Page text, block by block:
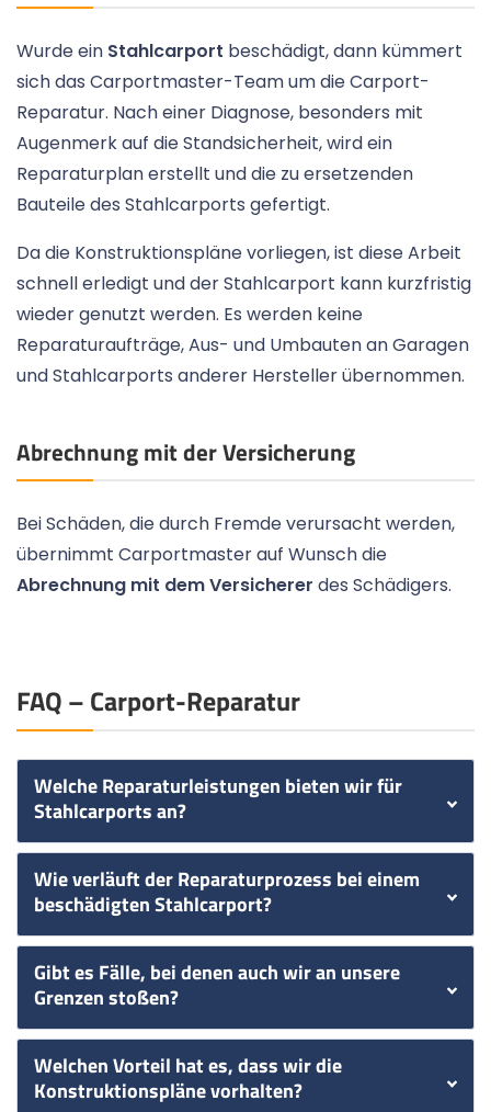
Wurde ein Stahlcarport beschädigt, dann kümmert
sich das Carportmaster-Team um die Carport-
Reparatur. Nach einer Diagnose, besonders mit
Augenmerk auf die Standsicherheit, wird ein
Reparaturplan erstellt und die zu ersetzenden
Bauteile des Stahlcarports gefertigt.
Da die Konstruktionspläne vorliegen, ist diese Arbeit
schnell erledigt und der Stahlcarport kann kurzfristig
wieder genutzt werden. Es werden keine
Reparaturaufträge, Aus- und Umbauten an Garagen
und Stahlcarports anderer Hersteller übernommen.
Abrechnung mit der Versicherung
Bei Schäden, die durch Fremde verursacht werden,
übernimmt Carportmaster auf Wunsch die
Abrechnung mit dem Versicherer des Schädigers.
FAQ – Carport-Reparatur
Welche Reparaturleistungen bieten wir für
Stahlcarports an?
Wie verläuft der Reparaturprozess bei einem
beschädigten Stahlcarport?
Gibt es Fälle, bei denen auch wir an unsere
Grenzen stoßen?
Welchen Vorteil hat es, dass wir die
Konstruktionspläne vorhalten?